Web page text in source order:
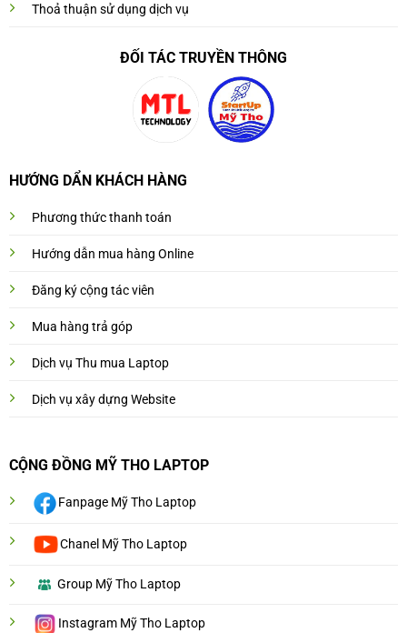
Thoả thuận sử dụng dịch vụ
ĐỐI TÁC TRUYỀN THÔNG
HƯỚNG DẨN KHÁCH HÀNG
Phương thức thanh toán
Hướng dẫn mua hàng Online
Đăng ký cộng tác viên
Mua hàng trả góp
Dịch vụ Thu mua Laptop
Dịch vụ xây dựng Website
CỘNG ĐỒNG MỸ THO LAPTOP
Fanpage Mỹ Tho Laptop
Chanel Mỹ Tho Laptop
Group Mỹ Tho Laptop
Instagram Mỹ Tho Laptop